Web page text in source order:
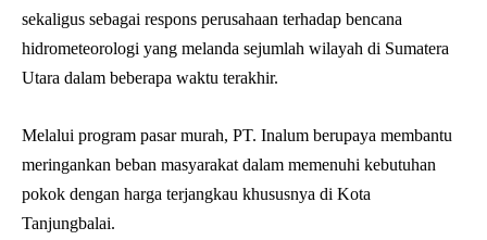
sekaligus sebagai respons perusahaan terhadap bencana
hidrometeorologi yang melanda sejumlah wilayah di Sumatera
Utara dalam beberapa waktu terakhir.
Melalui program pasar murah, PT. Inalum berupaya membantu
meringankan beban masyarakat dalam memenuhi kebutuhan
pokok dengan harga terjangkau khususnya di Kota
Tanjungbalai.